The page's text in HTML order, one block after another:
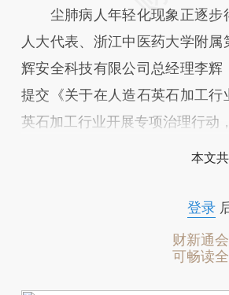
尘肺病人年轻化现象正逐步
人大代表、浙江中医药大学附
辉安全科技有限公司总经理李
提交《关于在人造石英石加工
英石加工行业开展专项治理行动
本文
登录
财新通
可畅读